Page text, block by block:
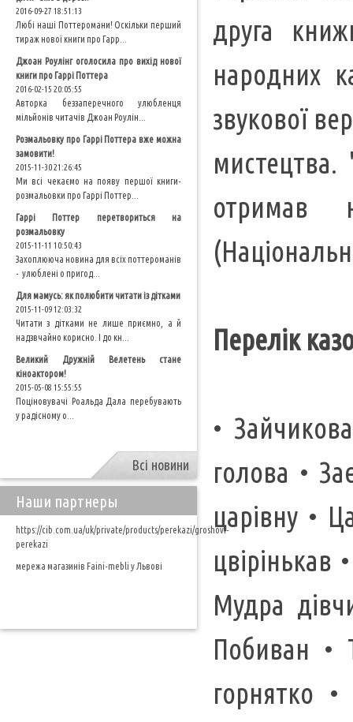
друга
народних
звукової
отримав
Перелік
•
голова •
царівну •
Мудра
Побиван •
горнятко
2016-09-27 18:51:13
Любі наші Поттеромани! Оскільки перший
тираж нової книги про Гарр...
Джоан Роулінг оголосила про вихід нової
книги про Гаррі Поттера
2016-02-15 20:05:55
Авторка беззаперечного улюбленця
мільйонів читачів Джоан Роулін...
Розмальовку про Гаррі Поттера вже можна
замовити!
2015-11-30 21:26:45
Ми всі чекаємо на появу першої книги-
розмальовки про Гаррі Поттер...
Гаррі Поттер перетвориться на
розмальовку
2015-11-11 10:50:43
Захоплююча новина для всіх поттероманів
- улюблені о пригод...
Для мамусь: як полюбити читати із дітками
2015-11-09 12:03:32
Читати з дітками не лише приємно, а й
надзвчайно корисно. І до кн...
Великий Дружній Велетень стане
кіноактором!
2015-05-08 15:55:55
Поціновувачі Роальда Дала перебувають
у радісному о...
Всі новини
Наши партнеры
https://cib.com.ua/uk/private/products/perekazi/groshovi-
perekazi
мережа магазинів Faini-mebli у Львові